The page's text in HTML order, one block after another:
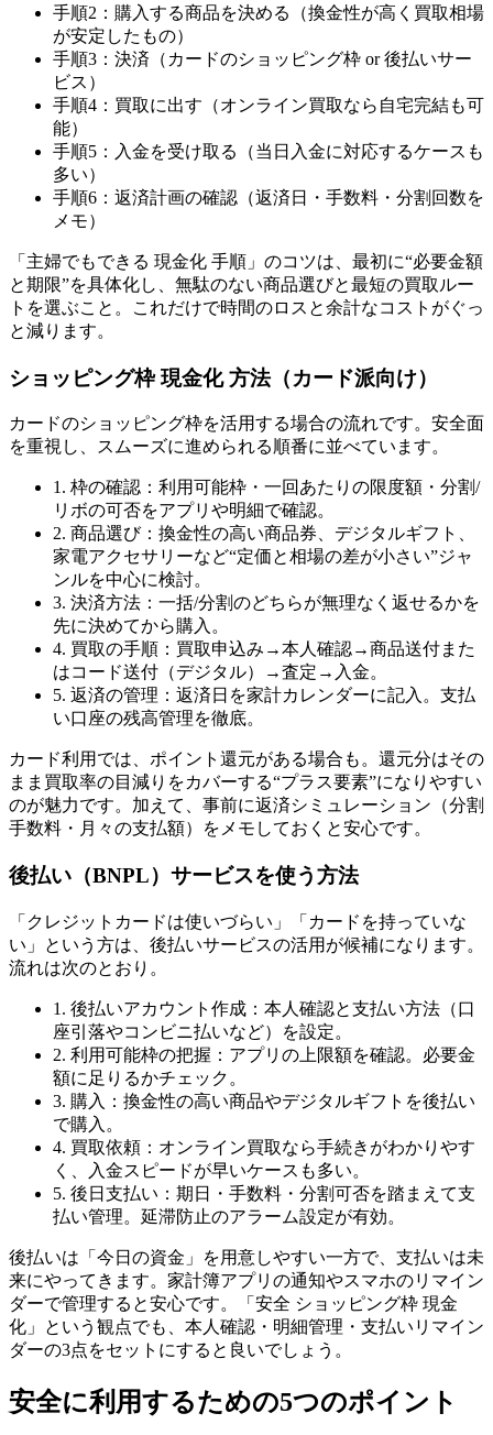
手順2：購入する商品を決める（換金性が高く買取相場
が安定したもの）
手順3：決済（カードのショッピング枠 or 後払いサー
ビス）
手順4：買取に出す（オンライン買取なら自宅完結も可
能）
手順5：入金を受け取る（当日入金に対応するケースも
多い）
手順6：返済計画の確認（返済日・手数料・分割回数を
メモ）
「主婦でもできる 現金化 手順」のコツは、最初に“必要金額
と期限”を具体化し、無駄のない商品選びと最短の買取ルー
トを選ぶこと。これだけで時間のロスと余計なコストがぐっ
と減ります。
ショッピング枠 現金化 方法（カード派向け）
カードのショッピング枠を活用する場合の流れです。安全面
を重視し、スムーズに進められる順番に並べています。
1. 枠の確認：利用可能枠・一回あたりの限度額・分割/
リボの可否をアプリや明細で確認。
2. 商品選び：換金性の高い商品券、デジタルギフト、
家電アクセサリーなど“定価と相場の差が小さい”ジャ
ンルを中心に検討。
3. 決済方法：一括/分割のどちらが無理なく返せるかを
先に決めてから購入。
4. 買取の手順：買取申込み→本人確認→商品送付また
はコード送付（デジタル）→査定→入金。
5. 返済の管理：返済日を家計カレンダーに記入。支払
い口座の残高管理を徹底。
カード利用では、ポイント還元がある場合も。還元分はその
まま買取率の目減りをカバーする“プラス要素”になりやすい
のが魅力です。加えて、事前に返済シミュレーション（分割
手数料・月々の支払額）をメモしておくと安心です。
後払い（BNPL）サービスを使う方法
「クレジットカードは使いづらい」「カードを持っていな
い」という方は、後払いサービスの活用が候補になります。
流れは次のとおり。
1. 後払いアカウント作成：本人確認と支払い方法（口
座引落やコンビニ払いなど）を設定。
2. 利用可能枠の把握：アプリの上限額を確認。必要金
額に足りるかチェック。
3. 購入：換金性の高い商品やデジタルギフトを後払い
で購入。
4. 買取依頼：オンライン買取なら手続きがわかりやす
く、入金スピードが早いケースも多い。
5. 後日支払い：期日・手数料・分割可否を踏まえて支
払い管理。延滞防止のアラーム設定が有効。
後払いは「今日の資金」を用意しやすい一方で、支払いは未
来にやってきます。家計簿アプリの通知やスマホのリマイン
ダーで管理すると安心です。「安全 ショッピング枠 現金
化」という観点でも、本人確認・明細管理・支払いリマイン
ダーの3点をセットにすると良いでしょう。
安全に利用するための5つのポイント